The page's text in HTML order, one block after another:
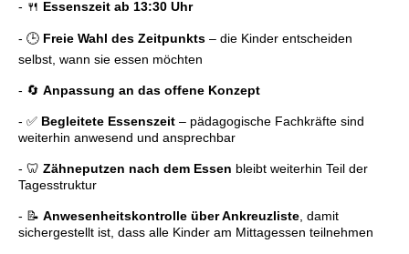
- 🍴 Essenszeit ab 13:30 Uhr
- 🕒 Freie Wahl des Zeitpunkts – die Kinder entscheiden
selbst, wann sie essen möchten
- 🔄 Anpassung an das offene Konzept
- ✅ Begleitete Essenszeit – pädagogische Fachkräfte sind
weiterhin anwesend und ansprechbar
- 🦷 Zähneputzen nach dem Essen bleibt weiterhin Teil der
Tagesstruktur
- 📝 Anwesenheitskontrolle über Ankreuzliste , damit
sichergestellt ist, dass alle Kinder am Mittagessen teilnehmen